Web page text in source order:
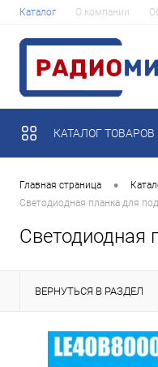
Каталог О компании
КАТАЛОГ ТОВАРОВ
Главная страница •
Светодиодная планка для
Светодиодная
ВЕРНУТЬСЯ В РАЗДЕЛ